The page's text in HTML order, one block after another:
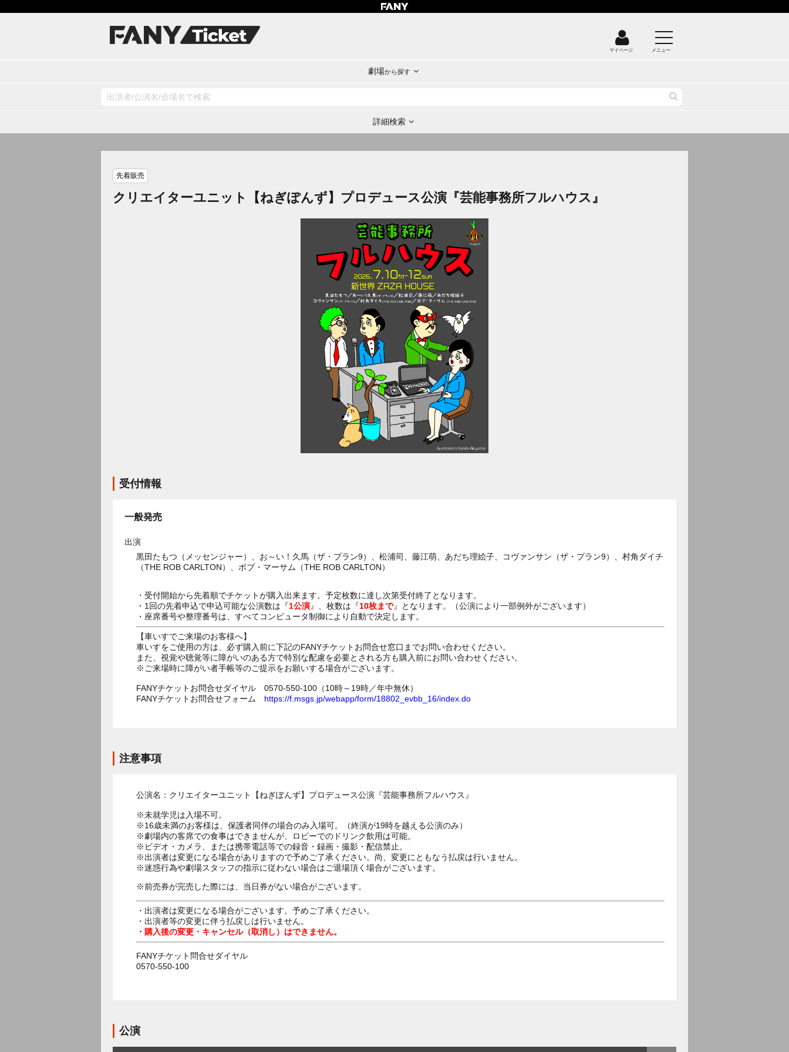
マイページ メニュー
劇場から探す
詳細検索
先着販売
クリエイターユニット【ねぎぽんず】プロデュース公演『芸能事務所フルハウス』
受付情報
一般発売
出演
黒田たもつ（メッセンジャー）、お～い！久馬（ザ・プラン9）、松浦司、藤江萌、あだち理絵子、コヴァンサン（ザ・プラン9）、村角ダイチ
・受付開始から先着順でチケットが購入出来ます。予定枚数に達し次第受付終了となります。
・1回の先着申込で申込可能な公演数は『1公演』、枚数は『10枚まで』となります。（公演により一部例外がございます）
・座席番号や整理番号は、すべてコンピュータ制御により自動で決定します。
【車いすでご来場のお客様へ】
車いすをご使用の方は、必ず購入前に下記のFANYチケットお問合せ窓口までお問い合わせください。
また、視覚や聴覚等に障がいのある方で特別な配慮を必要とされる方も購入前にお問い合わせください。
※ご来場時に障がい者手帳等のご提示をお願いする場合がございます。
FANYチケットお問合せダイヤル 0570-550-100（10時～19時／年中無休）
FANYチケットお問合せフォーム https://f.msgs.jp/webapp/form/18802_evbb_16/index.do
注意事項
公演名：クリエイターユニット【ねぎぽんず】プロデュース公演『芸能事務所フルハウス』
※未就学児は入場不可。
※16歳未満のお客様は、保護者同伴の場合のみ入場可。（終演が19時を越える公演のみ）
※劇場内の客席での食事はできませんが、ロビーでのドリンク飲用は可能。
※ビデオ・カメラ、または携帯電話等での録音・録画・撮影・配信禁止。
※出演者は変更になる場合がありますので予めご了承ください。尚、変更にともなう払戻は行いません。
※迷惑行為や劇場スタッフの指示に従わない場合はご退場頂く場合がございます。
※前売券が完売した際には、当日券がない場合がございます。
・出演者は変更になる場合がございます。予めご了承ください。
・出演者等の変更に伴う払戻しは行いません。
・購入後の変更・キャンセル（取消し）はできません。
FANYチケット問合せダイヤル
0570-550-100
公演